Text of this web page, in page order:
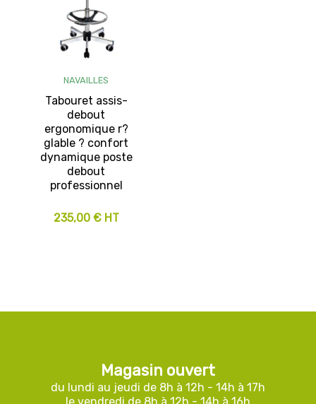
NAVAILLES
Tabouret assis-
debout
ergonomique r?
glable ? confort
dynamique poste
debout
professionnel
235,00 € HT
Magasin ouvert
du lundi au jeudi de 8h à 12h - 14h à 17h